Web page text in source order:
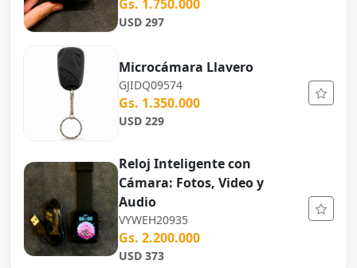
Gs. 1.750.000
USD 297
Microcámara Llavero
GJIDQ09574
Gs. 1.350.000
USD 229
Reloj Inteligente con
Cámara: Fotos, Video y
Audio
VYWEH20935
Gs. 2.200.000
USD 373